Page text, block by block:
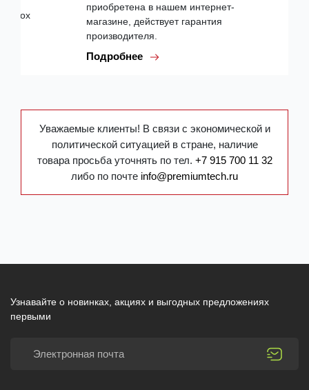
приобретена в нашем интернет-
магазине, действует гарантия
производителя.
Подробнее
Уважаемые клиенты! В связи с экономической и
политической ситуацией в стране, наличие
товара просьба уточнять по тел. +7 915 700 11 32
либо по почте info@premiumtech.ru
Узнавайте о новинках, акциях и выгодных предложениях
первыми